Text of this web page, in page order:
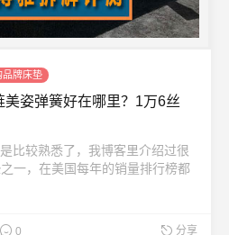
品牌床垫
姿弹簧好在哪里？1万6丝
比较熟悉了，我博客里介绍过很
一，在美国每年的销量排行榜都
0 分享